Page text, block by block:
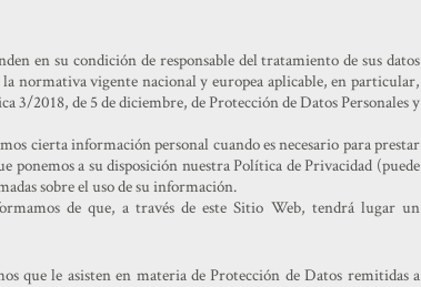
en su condición de responsable del tratamiento de sus datos
normativa vigente nacional y europea aplicable, en particular,
3/2018, de 5 de diciembre, de Protección de Datos Personales y
cierta información personal cuando es necesario para prestar
ponemos a su disposición nuestra Política de Privacidad (puede
sobre el uso de su información.
de que, a través de este Sitio Web, tendrá lugar un
que le asisten en materia de Protección de Datos remitidas a